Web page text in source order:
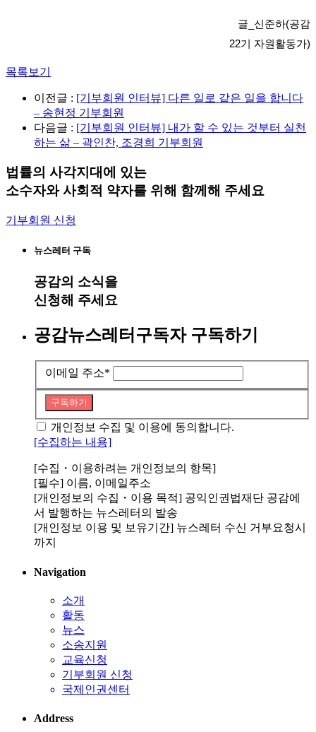
글_신준하(공감
22기 자원활동가)
목록보기
이전글 : [기부회원 인터뷰] 다른 일로 같은 일을 합니다
– 송현정 기부회원
다음글 : [기부회원 인터뷰] 내가 할 수 있는 것부터 실천
하는 삶 – 곽인찬, 조경희 기부회원
법률의 사각지대에 있는
소수자와 사회적 약자를 위해 함께해 주세요
기부회원 신청
뉴스레터 구독
공감의 소식을
신청해 주세요
공감뉴스레터구독자 구독하기
이메일 주소*
구독하기
개인정보 수집 및 이용에 동의합니다.
[수집하는 내용]
[수집・이용하려는 개인정보의 항목]
[필수] 이름, 이메일주소
[개인정보의 수집・이용 목적] 공익인권법재단 공감에
서 발행하는 뉴스레터의 발송
[개인정보 이용 및 보유기간] 뉴스레터 수신 거부요청시
까지
Navigation
소개
활동
뉴스
소송지원
교육신청
기부회원 신청
국제인권센터
Address